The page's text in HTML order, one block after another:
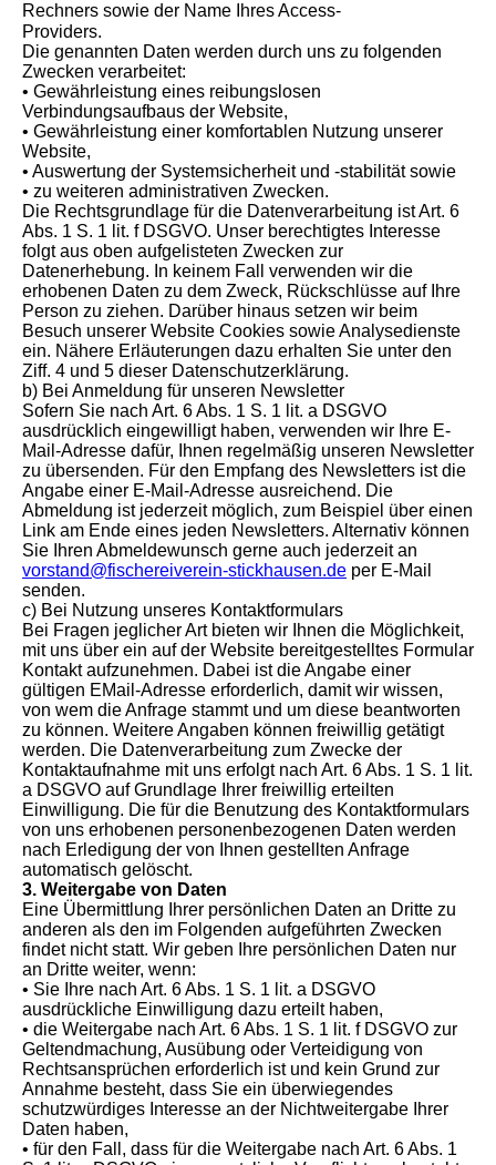
Rechners sowie der Name Ihres Access-
Providers.
Die genannten Daten werden durch uns zu folgenden
Zwecken verarbeitet:
• Gewährleistung eines reibungslosen
Verbindungsaufbaus der Website,
• Gewährleistung einer komfortablen Nutzung unserer
Website,
• Auswertung der Systemsicherheit und -stabilität sowie
• zu weiteren administrativen Zwecken.
Die Rechtsgrundlage für die Datenverarbeitung ist Art. 6
Abs. 1 S. 1 lit. f DSGVO. Unser berechtigtes Interesse
folgt aus oben aufgelisteten Zwecken zur
Datenerhebung. In keinem Fall verwenden wir die
erhobenen Daten zu dem Zweck, Rückschlüsse auf Ihre
Person zu ziehen. Darüber hinaus setzen wir beim
Besuch unserer Website Cookies sowie Analysedienste
ein. Nähere Erläuterungen dazu erhalten Sie unter den
Ziff. 4 und 5 dieser Datenschutzerklärung.
b) Bei Anmeldung für unseren Newsletter
Sofern Sie nach Art. 6 Abs. 1 S. 1 lit. a DSGVO
ausdrücklich eingewilligt haben, verwenden wir Ihre E-
Mail-Adresse dafür, Ihnen regelmäßig unseren Newsletter
zu übersenden. Für den Empfang des Newsletters ist die
Angabe einer E-Mail-Adresse ausreichend. Die
Abmeldung ist jederzeit möglich, zum Beispiel über einen
Link am Ende eines jeden Newsletters. Alternativ können
Sie Ihren Abmeldewunsch gerne auch jederzeit an
vorstand@fischereiverein-stickhausen.de per E-Mail
senden.
c) Bei Nutzung unseres Kontaktformulars
Bei Fragen jeglicher Art bieten wir Ihnen die Möglichkeit,
mit uns über ein auf der Website bereitgestelltes Formular
Kontakt aufzunehmen. Dabei ist die Angabe einer
gültigen EMail-Adresse erforderlich, damit wir wissen,
von wem die Anfrage stammt und um diese beantworten
zu können. Weitere Angaben können freiwillig getätigt
werden. Die Datenverarbeitung zum Zwecke der
Kontaktaufnahme mit uns erfolgt nach Art. 6 Abs. 1 S. 1 lit.
a DSGVO auf Grundlage Ihrer freiwillig erteilten
Einwilligung. Die für die Benutzung des Kontaktformulars
von uns erhobenen personenbezogenen Daten werden
nach Erledigung der von Ihnen gestellten Anfrage
automatisch gelöscht.
3. Weitergabe von Daten
Eine Übermittlung Ihrer persönlichen Daten an Dritte zu
anderen als den im Folgenden aufgeführten Zwecken
findet nicht statt. Wir geben Ihre persönlichen Daten nur
an Dritte weiter, wenn:
• Sie Ihre nach Art. 6 Abs. 1 S. 1 lit. a DSGVO
ausdrückliche Einwilligung dazu erteilt haben,
• die Weitergabe nach Art. 6 Abs. 1 S. 1 lit. f DSGVO zur
Geltendmachung, Ausübung oder Verteidigung von
Rechtsansprüchen erforderlich ist und kein Grund zur
Annahme besteht, dass Sie ein überwiegendes
schutzwürdiges Interesse an der Nichtweitergabe Ihrer
Daten haben,
• für den Fall, dass für die Weitergabe nach Art. 6 Abs. 1